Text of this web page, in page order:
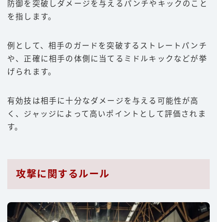
防御を突破しダメージを与えるパンチやキックのこと
を指します。
例として、相手のガードを突破するストレートパンチ
や、正確に相手の体側に当てるミドルキックなどが挙
げられます。
有効技は相手に十分なダメージを与える可能性が高
く、ジャッジによって高いポイントとして評価されま
す。
攻撃に関するルール